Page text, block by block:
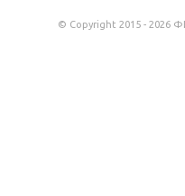
© Copyright 2015 - 2026